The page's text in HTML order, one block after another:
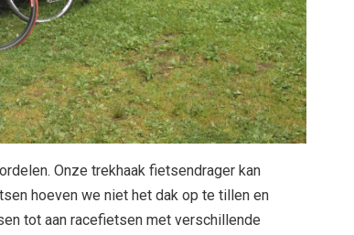
Onze trekhaak fietsendrager kan
hoeven we niet het dak op te tillen en
tot aan racefietsen met verschillende